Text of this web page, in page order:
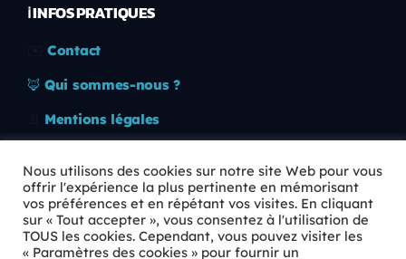
ℹ️ INFOS PRATIQUES
Contact
🦊 Qui sommes-nous ?
Mentions légales
🛡️ RGPD
Copyright © 2026 Animkids. Tous droits réservés.
Nous utilisons des cookies sur notre site Web pour vous
offrir l'expérience la plus pertinente en mémorisant
vos préférences et en répétant vos visites. En cliquant
sur « Tout accepter », vous consentez à l'utilisation de
TOUS les cookies. Cependant, vous pouvez visiter les
« Paramètres des cookies » pour fournir un